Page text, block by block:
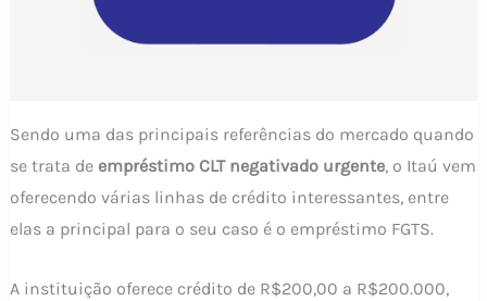
Sendo uma das principais referências do mercado quando
se trata de empréstimo CLT negativado urgente, o Itaú vem
oferecendo várias linhas de crédito interessantes, entre
elas a principal para o seu caso é o empréstimo FGTS.
A instituição oferece crédito de R$200,00 a R$200.000,